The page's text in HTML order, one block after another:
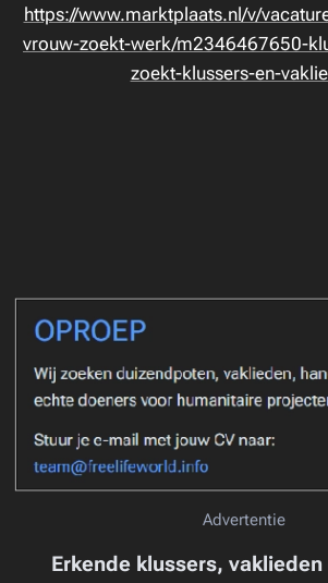
https://www.marktplaats.nl/v/
vrouw-zoekt-werk/m2346467650-
zoekt-klussers-en-
Advertentie
Erkende klussers,